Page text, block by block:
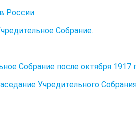
России.
Собрание.
Собрание после октября 1917
Учредительного